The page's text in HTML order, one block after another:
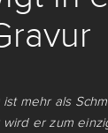
ist mehr als
wird er zum